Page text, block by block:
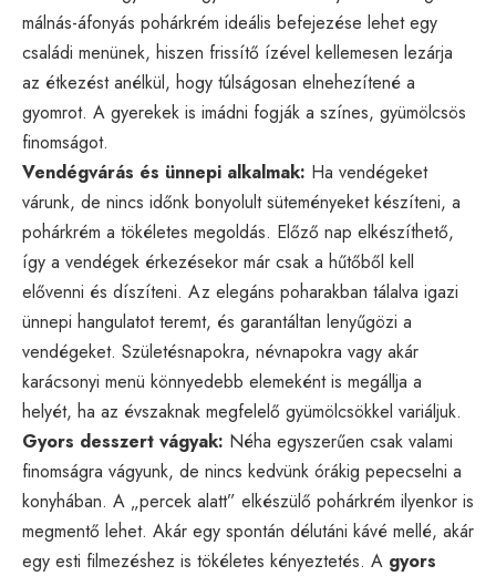
málnás-áfonyás pohárkrém ideális befejezése lehet egy
családi menünek, hiszen frissítő ízével kellemesen lezárja
az étkezést anélkül, hogy túlságosan elnehezítené a
gyomrot. A gyerekek is imádni fogják a színes, gyümölcsös
finomságot.
Vendégvárás és ünnepi alkalmak: Ha vendégeket
várunk, de nincs időnk bonyolult süteményeket készíteni, a
pohárkrém a tökéletes megoldás. Előző nap elkészíthető,
így a vendégek érkezésekor már csak a hűtőből kell
elővenni és díszíteni. Az elegáns poharakban tálalva igazi
ünnepi hangulatot teremt, és garantáltan lenyűgözi a
vendégeket. Születésnapokra, névnapokra vagy akár
karácsonyi menü könnyedebb elemeként is megállja a
helyét, ha az évszaknak megfelelő gyümölcsökkel variáljuk.
Gyors desszert vágyak: Néha egyszerűen csak valami
finomságra vágyunk, de nincs kedvünk órákig pepecselni a
konyhában. A „percek alatt” elkészülő pohárkrém ilyenkor is
megmentő lehet. Akár egy spontán délutáni kávé mellé, akár
egy esti filmezéshez is tökéletes kényeztetés. A gyors